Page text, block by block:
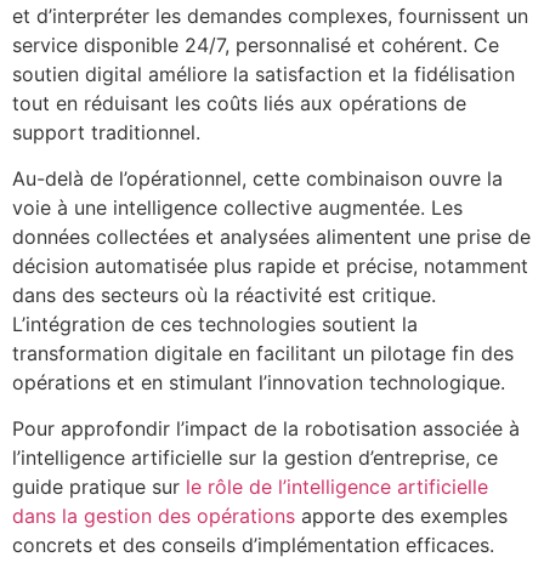
et d’interpréter les demandes complexes, fournissent un
service disponible 24/7, personnalisé et cohérent. Ce
soutien digital améliore la satisfaction et la fidélisation
tout en réduisant les coûts liés aux opérations de
support traditionnel.
Au-delà de l’opérationnel, cette combinaison ouvre la
voie à une intelligence collective augmentée. Les
données collectées et analysées alimentent une prise de
décision automatisée plus rapide et précise, notamment
dans des secteurs où la réactivité est critique.
L’intégration de ces technologies soutient la
transformation digitale en facilitant un pilotage fin des
opérations et en stimulant l’innovation technologique.
Pour approfondir l’impact de la robotisation associée à
l’intelligence artificielle sur la gestion d’entreprise, ce
guide pratique sur le rôle de l’intelligence artificielle
dans la gestion des opérations apporte des exemples
concrets et des conseils d’implémentation efficaces.